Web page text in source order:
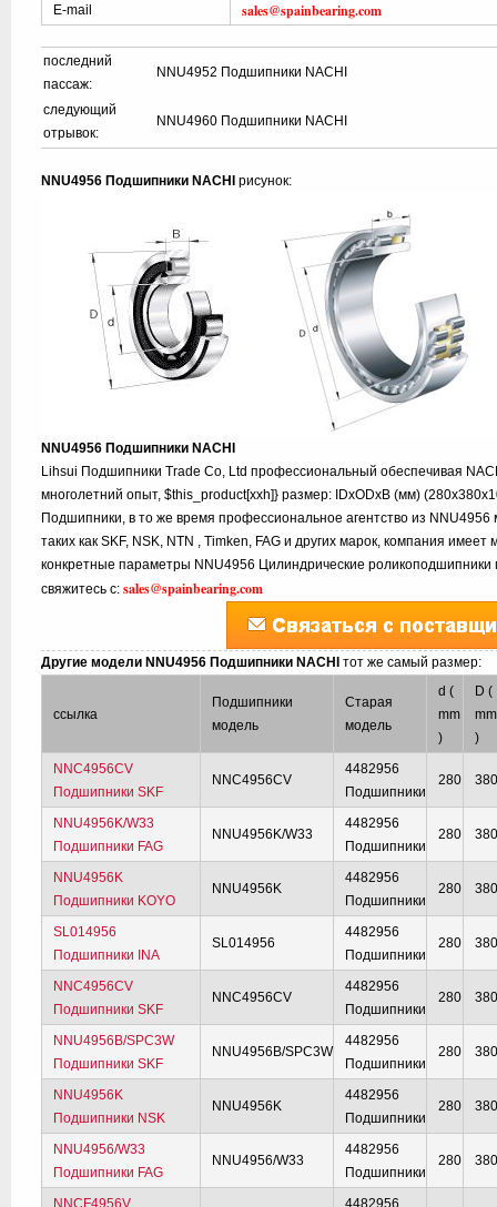
E-mail
sales@spainbearing.com
последний
пассаж:
NNU4952 Подшипники NACHI
следующий
отрывок:
NNU4960 Подшипники NACHI
NNU4956 Подшипники NACHI рисунок:
NNU4956 Подшипники NACHI
Lihsui Подшипники Trade Co, Ltd профессиональный обеспечивая
многолетний опыт, $this_product[xxh]} размер: IDxODxB (мм)
Подшипники, в то же время профессиональное агентство из
таких как SKF, NSK, NTN , Timken, FAG и других марок, компания имеет
конкретные параметры NNU4956 Цилиндрические
свяжитесь с:sales@spainbearing.com
Другие модели NNU4956 Подшипники NACHIтот же самый размер:
ссылка
Подшипники
модель
Старая
модель
d (
mm
)
D (
mm
)
NNC4956CV
Подшипники SKF
NNC4956CV
4482956
Подшипники
280
NNU4956K/W33
Подшипники FAG
NNU4956K/W33
4482956
Подшипники
280
NNU4956K
Подшипники KOYO
NNU4956K
4482956
Подшипники
280
SL014956
Подшипники INA
SL014956
4482956
Подшипники
280
NNC4956CV
Подшипники SKF
NNC4956CV
4482956
Подшипники
280
NNU4956B/SPC3W
Подшипники SKF
NNU4956B/SPC3W
4482956
Подшипники
280
NNU4956K
Подшипники NSK
NNU4956K
4482956
Подшипники
280
NNU4956/W33
Подшипники FAG
NNU4956/W33
4482956
Подшипники
280
NNCF4956V 4482956